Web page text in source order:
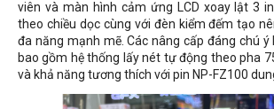
viên và màn hình cảm ứng LCD xoay lật 3
theo chiều dọc cùng với đèn kiểm đếm tạo
đa năng mạnh mẽ. Các nâng cấp đáng chú ý
bao gồm hệ thống lấy nét tự động theo pha
và khả năng tương thích với pin NP-FZ100